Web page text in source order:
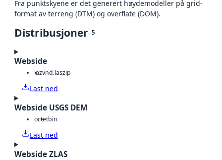
Fra punktskyene er det generert høydemodeller på grid-
format av terreng (DTM) og overflate (DOM).
Distribusjoner 5
Webside
lazvnd.laszip
Last ned
Webside USGS DEM
octetbin
Last ned
Webside ZLAS